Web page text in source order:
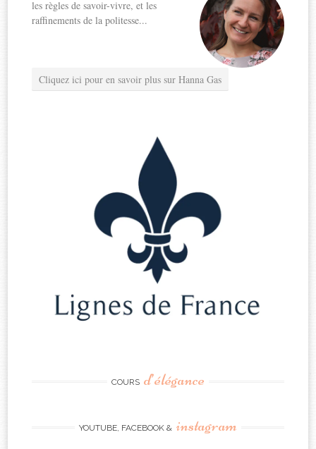
les règles de savoir-vivre, et les
raffinements de la politesse...
Cliquez ici pour en savoir plus sur Hanna Gas
COURS d’élégance
YOUTUBE, FACEBOOK & instagram